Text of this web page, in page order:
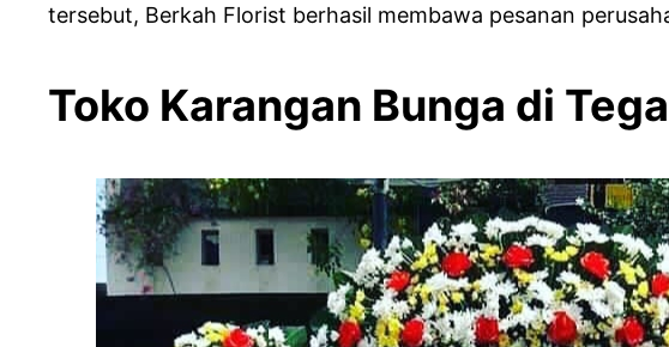
tersebut, Berkah Florist berhasil membawa pesanan
Toko Karangan Bunga di